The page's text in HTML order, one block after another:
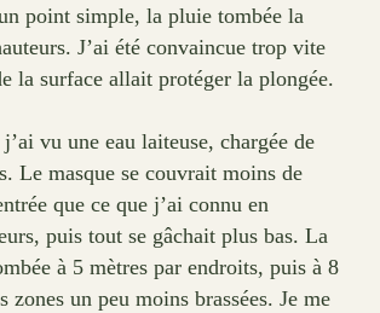
point simple, la pluie tombée la
J’ai été convaincue trop vite
la surface allait protéger la plongée.
vu une eau laiteuse, chargée de
Le masque se couvrait moins de
que ce que j’ai connu en
puis tout se gâchait plus bas. La
à 5 mètres par endroits, puis à 8
zones un peu moins brassées. Je me